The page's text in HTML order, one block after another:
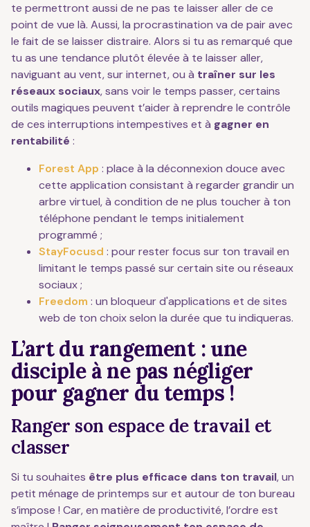
te permettront aussi de ne pas te laisser aller de ce
point de vue là. Aussi, la procrastination va de pair avec
le fait de se laisser distraire. Alors si tu as remarqué que
tu as une tendance plutôt élevée à te laisser aller,
naviguant au vent, sur internet, ou à traîner sur les
réseaux sociaux, sans voir le temps passer, certains
outils magiques peuvent t’aider à reprendre le contrôle
de ces interruptions intempestives et à gagner en
rentabilité :
Forest App : place à la déconnexion douce avec
cette application consistant à regarder grandir un
arbre virtuel, à condition de ne plus toucher à ton
téléphone pendant le temps initialement
programmé ;
StayFocusd : pour rester focus sur ton travail en
limitant le temps passé sur certain site ou réseaux
sociaux ;
Freedom : un bloqueur d'applications et de sites
web de ton choix selon la durée que tu indiqueras.
L’art du rangement : une
disciple à ne pas négliger
pour gagner du temps !
Ranger son espace de travail et
classer
Si tu souhaites être plus efficace dans ton travail, un
petit ménage de printemps sur et autour de ton bureau
s’impose ! Car, en matière de productivité, l’ordre est